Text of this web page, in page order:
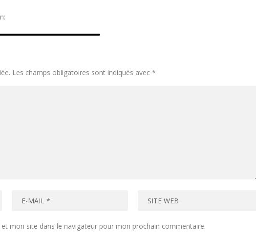
Les champs obligatoires sont indiqués avec*
mon site dans le navigateur pour mon prochain commentaire.